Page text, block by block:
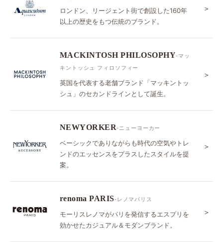
ロンドン、リージェント街で創設した160年
以上の歴史をもつ伝統のブランド。
＞
MACKINTOSH PHILOSOPHY-マッ
キントッシュ フィロソフィー
英国を代表する老舗ブランド「マッキントッ
シュ」のセカンドラインとして誕生。
＞
NEWYORKER-ニューヨーカー
ベーシックでありながらも時代の空気やトレ
ンドのエッセンスをプラスしたスタイルを提
案。
＞
renoma PARIS-レノマパリス
モーリスレノマがパリを発信するエスプリを
効かせたカジュアル＆モダンブランド。
＞